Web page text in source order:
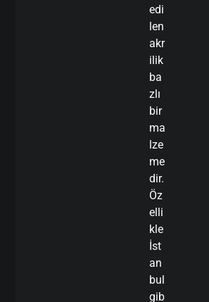
edi
len
akr
ilik
ba
zlı
bir
ma
lze
me
dir.
Öz
elli
kle
İst
an
bul
gib